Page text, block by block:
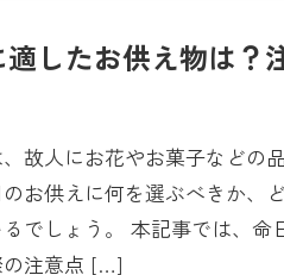
したお供え物は？
故人にお花やお菓子などの
のお供えに何を選ぶべきか、
るでしょう。 本記事では、
の注意点 […]